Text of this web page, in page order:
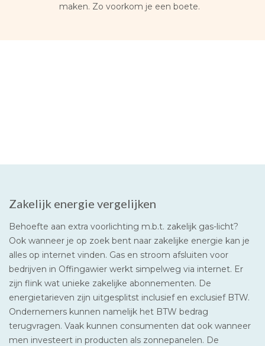
maken. Zo voorkom je een boete.
Zakelijk energie vergelijken
Behoefte aan extra voorlichting m.b.t. zakelijk gas-licht?
Ook wanneer je op zoek bent naar zakelijke energie kan je
alles op internet vinden. Gas en stroom afsluiten voor
bedrijven in Offingawier werkt simpelweg via internet. Er
zijn flink wat unieke zakelijke abonnementen. De
energietarieven zijn uitgesplitst inclusief en exclusief BTW.
Ondernemers kunnen namelijk het BTW bedrag
terugvragen. Vaak kunnen consumenten dat ook wanneer
men investeert in producten als zonnepanelen. De